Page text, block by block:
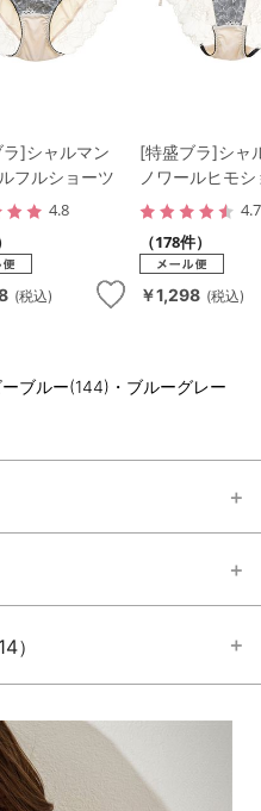
]シャルマン
フルショーツ
4.8
(税込)
[特盛ブラ]シャ
ノワールヒモ
4.7
（178件）
￥1,298 (税込)
ブルー(144)・ブルーグレー
）